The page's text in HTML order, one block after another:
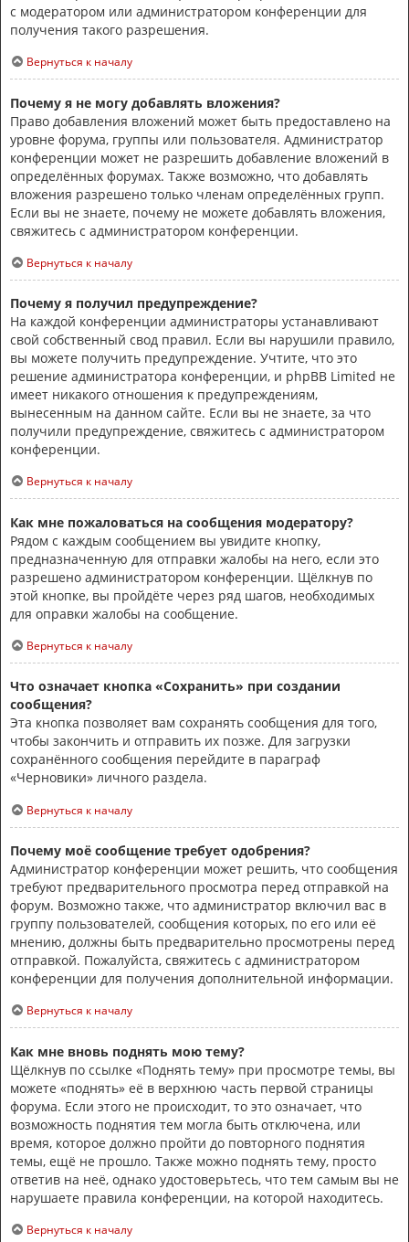
с модератором или администратором конференции для
получения такого разрешения.
Вернуться к началу
Почему я не могу добавлять вложения?
Право добавления вложений может быть предоставлено на
уровне форума, группы или пользователя. Администратор
конференции может не разрешить добавление вложений в
определённых форумах. Также возможно, что добавлять
вложения разрешено только членам определённых групп.
Если вы не знаете, почему не можете добавлять вложения,
свяжитесь с администратором конференции.
Вернуться к началу
Почему я получил предупреждение?
На каждой конференции администраторы устанавливают
свой собственный свод правил. Если вы нарушили правило,
вы можете получить предупреждение. Учтите, что это
решение администратора конференции, и phpBB Limited не
имеет никакого отношения к предупреждениям,
вынесенным на данном сайте. Если вы не знаете, за что
получили предупреждение, свяжитесь с администратором
конференции.
Вернуться к началу
Как мне пожаловаться на сообщения модератору?
Рядом с каждым сообщением вы увидите кнопку,
предназначенную для отправки жалобы на него, если это
разрешено администратором конференции. Щёлкнув по
этой кнопке, вы пройдёте через ряд шагов, необходимых
для оправки жалобы на сообщение.
Вернуться к началу
Что означает кнопка «Сохранить» при создании
сообщения?
Эта кнопка позволяет вам сохранять сообщения для того,
чтобы закончить и отправить их позже. Для загрузки
сохранённого сообщения перейдите в параграф
«Черновики» личного раздела.
Вернуться к началу
Почему моё сообщение требует одобрения?
Администратор конференции может решить, что сообщения
требуют предварительного просмотра перед отправкой на
форум. Возможно также, что администратор включил вас в
группу пользователей, сообщения которых, по его или её
мнению, должны быть предварительно просмотрены перед
отправкой. Пожалуйста, свяжитесь с администратором
конференции для получения дополнительной информации.
Вернуться к началу
Как мне вновь поднять мою тему?
Щёлкнув по ссылке «Поднять тему» при просмотре темы, вы
можете «поднять» её в верхнюю часть первой страницы
форума. Если этого не происходит, то это означает, что
возможность поднятия тем могла быть отключена, или
время, которое должно пройти до повторного поднятия
темы, ещё не прошло. Также можно поднять тему, просто
ответив на неё, однако удостоверьтесь, что тем самым вы не
нарушаете правила конференции, на которой находитесь.
Вернуться к началу